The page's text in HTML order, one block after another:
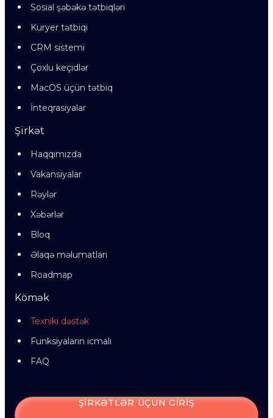
Sosial şəbəkə tətbiqləri
Kuryer tətbiqi
CRM sistemi
Çoxlu keçidlər
MacOS üçün tətbiq
İnteqrasiyalar
Şirkət
Haqqımızda
Vakansiyalar
Rəylər
Xəbərlər
Bloq
Əlaqə məlumatları
Roadmap
Kömək
Texniki dəstək
Funksiyaların icmalı
FAQ
ŞIRKƏTLƏR ÜÇÜN GIRIŞ